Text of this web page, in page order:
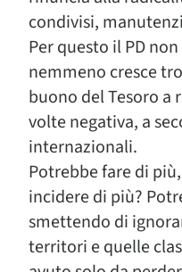
condivisi,
Per questo il PD
nemmeno cresce
buono del Tesoro a
volte negativa, a
internazionali.
Potrebbe fare di
incidere di più?
smettendo di
territori e quelle